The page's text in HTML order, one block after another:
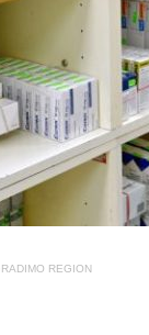
REGION